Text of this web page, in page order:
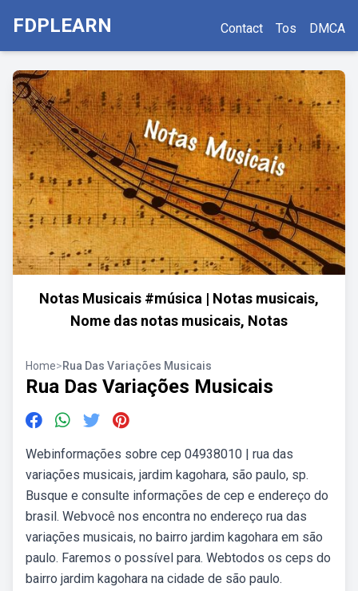
FDPLEARN Contact Tos DMCA
Notas Musicais #música | Notas musicais,
Nome das notas musicais, Notas
Home>Rua Das Variações Musicais
Rua Das Variações Musicais
Webinformações sobre cep 04938010 | rua das
variações musicais, jardim kagohara, são paulo, sp.
Busque e consulte informações de cep e endereço do
brasil. Webvocê nos encontra no endereço rua das
variações musicais, no bairro jardim kagohara em são
paulo. Faremos o possível para. Webtodos os ceps do
bairro jardim kagohara na cidade de são paulo.